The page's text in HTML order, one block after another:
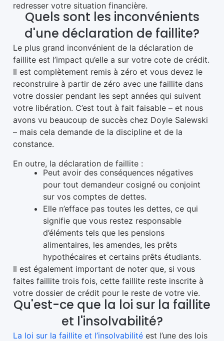
redresser votre situation financière.
Quels sont les inconvénients
d'une déclaration de faillite?
Le plus grand inconvénient de la déclaration de
faillite est l’impact qu’elle a sur votre cote de crédit.
Il est complètement remis à zéro et vous devez le
reconstruire à partir de zéro avec une faillite dans
votre dossier pendant les sept années qui suivent
votre libération. C’est tout à fait faisable – et nous
avons vu beaucoup de succès chez Doyle Salewski
– mais cela demande de la discipline et de la
constance.
En outre, la déclaration de faillite :
Peut avoir des conséquences négatives
pour tout demandeur cosigné ou conjoint
sur vos comptes de dettes.
Elle n’efface pas toutes les dettes, ce qui
signifie que vous restez responsable
d’éléments tels que les pensions
alimentaires, les amendes, les prêts
hypothécaires et certains prêts étudiants.
Il est également important de noter que, si vous
faites faillite trois fois, cette faillite reste inscrite à
votre dossier de crédit pour le reste de votre vie.
Qu'est-ce que la loi sur la faillite
et l'insolvabilité?
La loi sur la faillite et l’insolvabilité est l’une des lois